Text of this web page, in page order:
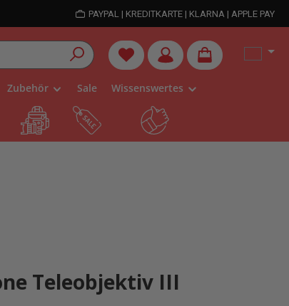
PAYPAL | KREDITKARTE | KLARNA | APPLE PAY
Du hast 0 Produkte auf dem
Zubehör Sale Wissenswertes
Teleobjektiv III